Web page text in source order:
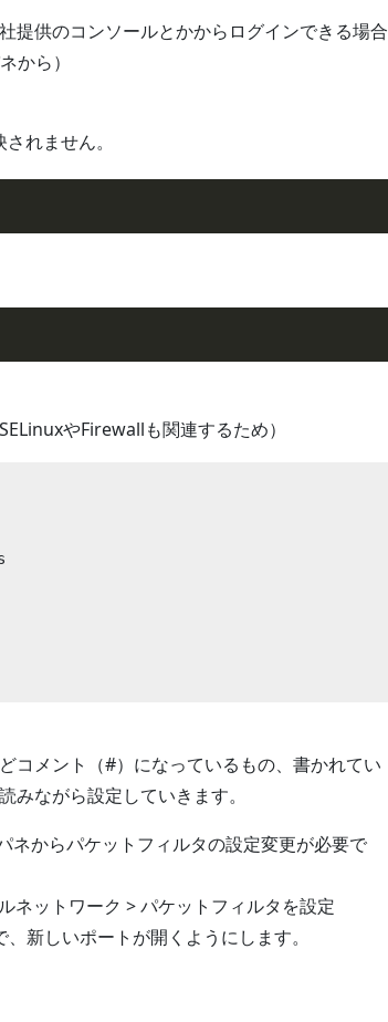
提供のコンソールとかからログインできる場合
から）
れません。
やFirewallも関連するため）
コメント（#）になっているもの、書かれてい
みながら設定していきます。
ネからパケットフィルタの設定変更が必要で
ネットワーク > パケットフィルタを設定
新しいポートが開くようにします。